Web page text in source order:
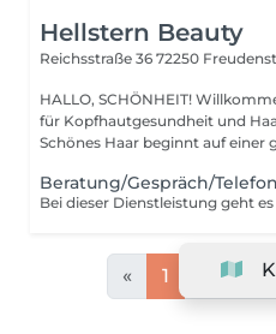
Hellstern Beauty
Reichsstraße 36 72250
HALLO, SCHÖNHEIT!
für Kopfhautgesundheit und
Schönes Haar beginnt auf einer
Beratung/Gespräch/
« 1 3